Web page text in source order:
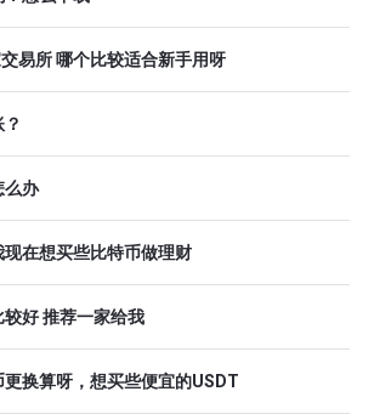
易所 哪个比较适合新手用呀
么办
在想买些比特币做理财
好 推荐一家给我
换算呀，想买些便宜的USDT